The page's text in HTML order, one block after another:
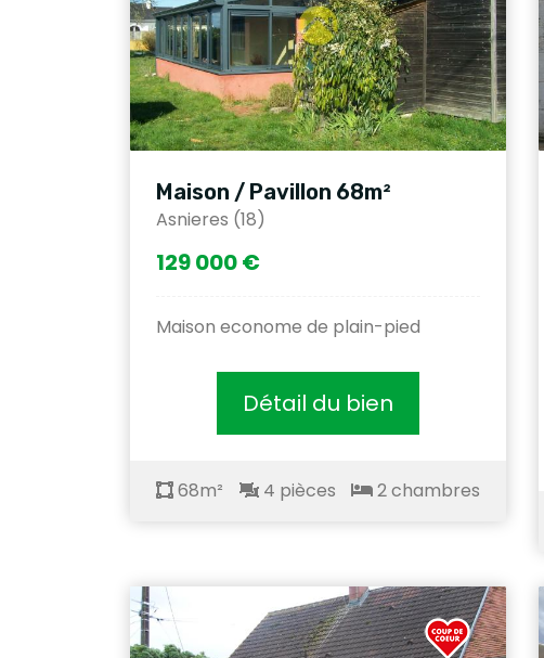
Maison / Pavillon 68m²
Asnieres (18)
129 000 €
Maison econome de plain-pied
Détail du bien
68m² 4 pièces 2 chambres